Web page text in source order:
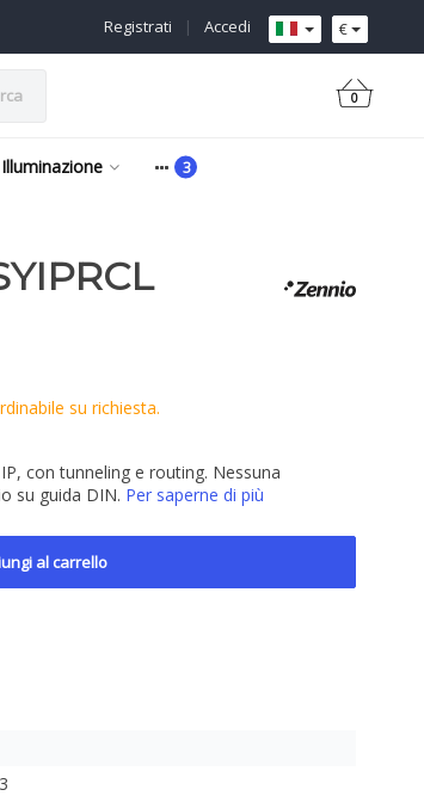
€
Accedi
|
Registrati
0
Illuminazione
su richiesta.
con tunneling e routing. Nessuna
su guida DIN. Per saperne di più
al carrello